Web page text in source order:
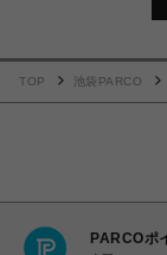
TOP 池袋PARCO
PARCOポ